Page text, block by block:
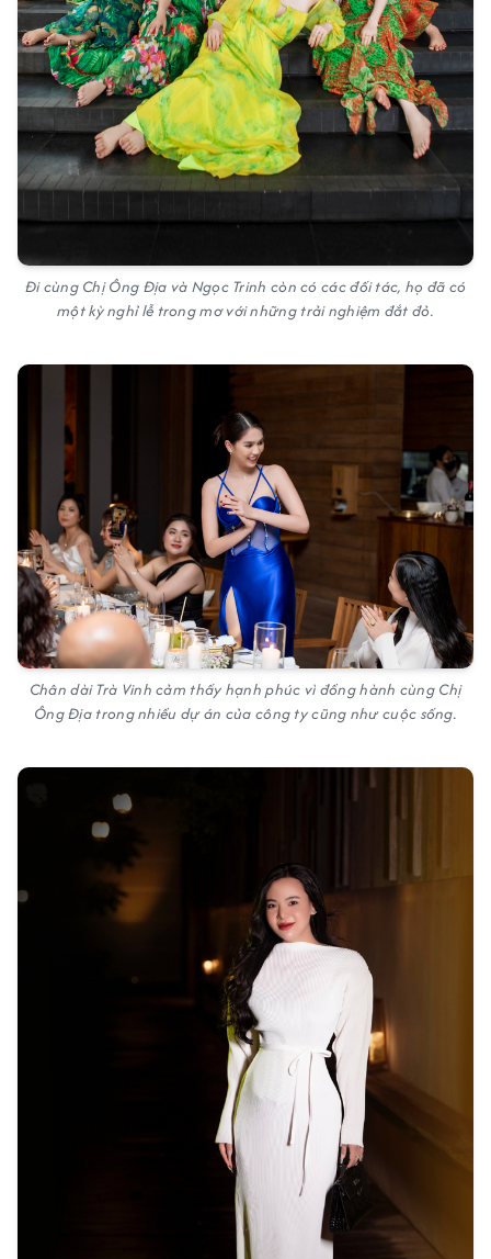
Đi cùng Chị Ông Địa và Ngọc Trinh còn có các đối tác, họ đã có
một kỳ nghỉ lễ trong mơ với những trải nghiệm đắt đỏ.
Chân dài Trà Vinh cảm thấy hạnh phúc vì đồng hành cùng Chị
Ông Địa trong nhiều dự án của công ty cũng như cuộc sống.